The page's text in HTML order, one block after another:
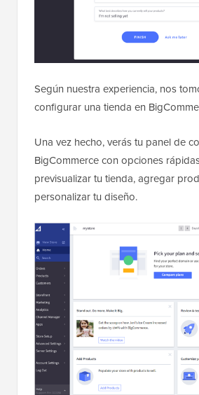
Según nuestra experiencia, nos
configurar una tienda en
Una vez hecho, verás tu panel de
BigCommerce con opciones
previsualizar tu tienda, agregar
personalizar tu diseño.